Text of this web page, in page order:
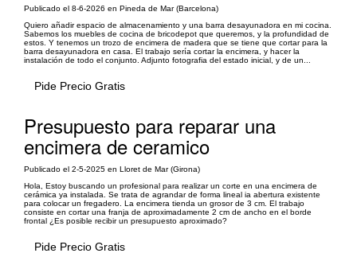
Publicado el 8-6-2026 en Pineda de Mar (Barcelona)
Quiero añadir espacio de almacenamiento y una barra desayunadora en mi cocina.
Sabemos los muebles de cocina de bricodepot que queremos, y la profundidad de
estos. Y tenemos un trozo de encimera de madera que se tiene que cortar para la
barra desayunadora en casa. El trabajo sería cortar la encimera, y hacer la
instalación de todo el conjunto. Adjunto fotografia del estado inicial, y de un...
Pide Precio Gratis
Presupuesto para reparar una
encimera de ceramico
Publicado el 2-5-2025 en Lloret de Mar (Girona)
Hola, Estoy buscando un profesional para realizar un corte en una encimera de
cerámica ya instalada. Se trata de agrandar de forma lineal ia abertura existente
para colocar un fregadero. La encimera tienda un grosor de 3 cm. El trabajo
consiste en cortar una franja de aproximadamente 2 cm de ancho en el borde
frontal ¿Es posible recibir un presupuesto aproximado?
Pide Precio Gratis